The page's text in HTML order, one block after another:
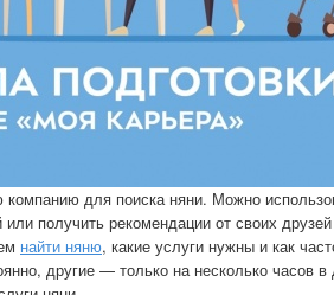
для поиска няни. Можно
или получить рекомендации от своих
найти няню, какие услуги нужны и как
другие — только на несколько часов в